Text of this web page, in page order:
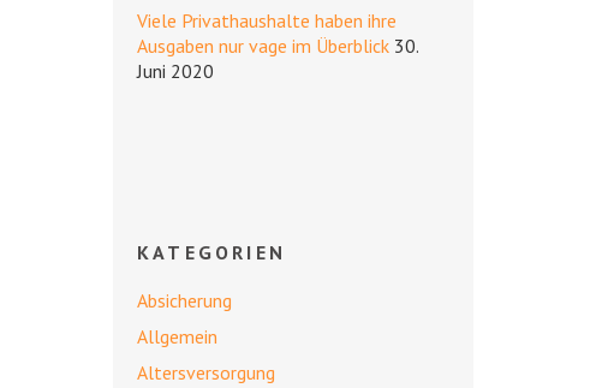
Viele Privathaushalte haben ihre
Ausgaben nur vage im Überblick 30.
Juni 2020
KATEGORIEN
Absicherung
Allgemein
Altersversorgung